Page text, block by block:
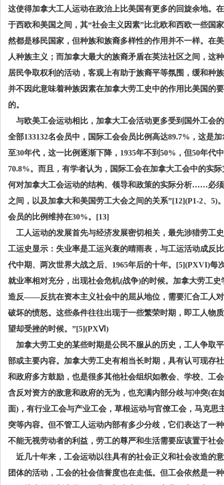
这使得加拿大工人运动在政治上比美国有更多的回旋余地。
于西欧和美国之间，其“社会主义因素”比北欧和西欧一些国
然都是移民国家，但种族和族裔多样性的作用并不一样。在
人种族主义；而加拿大最大的族裔矛盾在英法社区之间，这
居民争取权利的活动，客观上有助于族裔平等氛围，缓和种
并不因此意味着种族因素在加拿大劳工史中的作用比美国的
的。
与欧美工会运动相比，加拿大工会活动更多受到国外工会
全部133132名会员中，国际工会会员比例高达89.7% ，这是
至30年代，这一比例逐渐下降， 1935年不到50% ，但50年代
70.8%。而且，有学者认为，国际工会在加拿大工会中的实
何对加拿大工会运动的结构、领导和政策的实际分析……必
之间，以及加拿大和美国劳工大会之间的关系”[12](P1-2、 5)
会员的比例维持在30%。 [13]
工人运动的发展首先与经济发展密切相关，最先涉猎劳工
工运史显示：失业率是工运兴衰的晴雨表，与工运活动成反
代中期、两次世界大战之后、 1965年后的十年。 [5](PXVI)每
就业率相对充分，出现社会危机(战争)的时候。加拿大劳工
造反——反抗在资本主义社会中的屈从地位，需要汇合工人
破坏的愤怒。这些条件往往出现于一些繁荣时期，即工人物
望却受挫的时候。”[5](PXⅥ)
加拿大劳工史的某些时期是公民不服从的历史，工人争取
部或主要内容。加拿大劳工史有相当长时期，具有认可现存
和政府多方鼓励，也是很多其他社会组织如教会、学校、工
含反对资方的敌意和政府的无为，也充满内部分歧与冲突(在
面) ，有行业工会与产业工会，草根运动与官僚工会，马克
突等内容。但不管工人运动内部有多少分歧，它们表达了一
不能无视劳动者的利益，劳工的尊严和生活需要应该置于社
近几十年来，工会运动以往具有的社会正义和社会改造的
团体的活动，工会的社会信誉度也在走低。但工会依然是一